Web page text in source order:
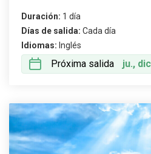
Duración: 1 día
Días de salida: Cada día
Idiomas: Inglés
Próxima salida ju.,